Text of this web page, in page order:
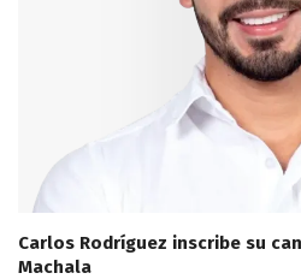
Carlos Rodríguez inscribe su
Machala